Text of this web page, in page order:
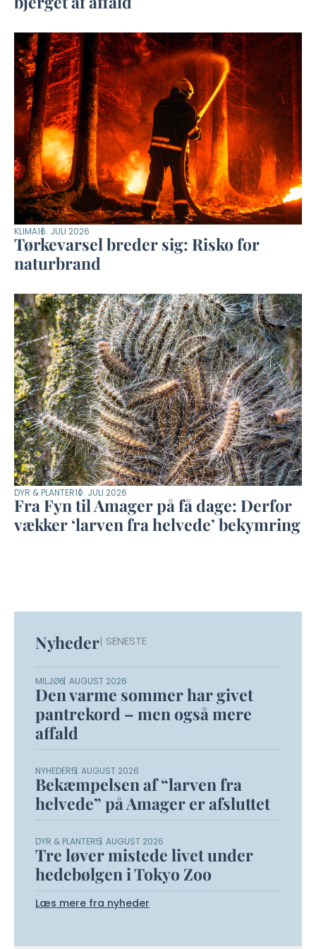
KLIMA16. JULI 2026
Tørkevarsel breder sig: Risko for
naturbrand
DYR & PLANTER10. JULI 2026
Fra Fyn til Amager på få dage: Derfor
vækker ‘larven fra helvede’ bekymring
Nyheder| SENESTE
MILJØ6. AUGUST 2026
Den varme sommer har givet
pantrekord – men også mere
affald
NYHEDER5. AUGUST 2026
Bekæmpelsen af “larven fra
helvede” på Amager er afsluttet
DYR & PLANTER5. AUGUST 2026
Tre løver mistede livet under
hedebølgen i Tokyo Zoo
Læs mere fra nyheder